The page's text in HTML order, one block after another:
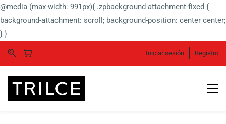
@media (max-width: 991px){ .zpbackground-attachment-fixed {
background-attachment: scroll; background-position: center center;
} }
Iniciar sesión Registro